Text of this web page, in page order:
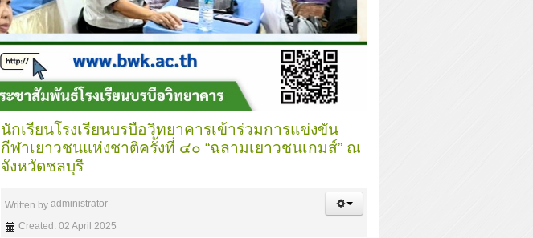
นักเรียนโรงเรียนบรบือวิทยาคารเข้าร่วมการแข่งขัน
กีฬาเยาวชนแห่งชาติครั้งที่ ๔๐ “ฉลามเยาวชนเกมส์” ณ
จังหวัดชลบุรี
Written by administrator
Created: 02 April 2025